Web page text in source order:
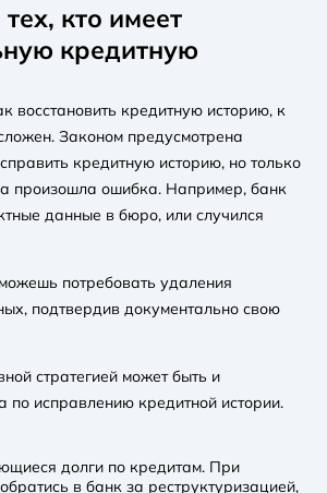
кто имеет
кредитную
восстановить кредитную историю, к
Законом предусмотрена
кредитную историю, но только
произошла ошибка. Например, банк
данные в бюро, или случился
потребовать удаления
подтвердив документально свою
стратегией может быть и
по исправлению кредитной истории.
долги по кредитам. При
в банк за реструктуризацией,